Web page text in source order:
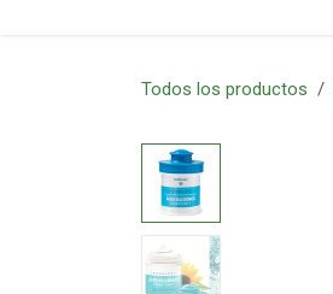
Todos los productos